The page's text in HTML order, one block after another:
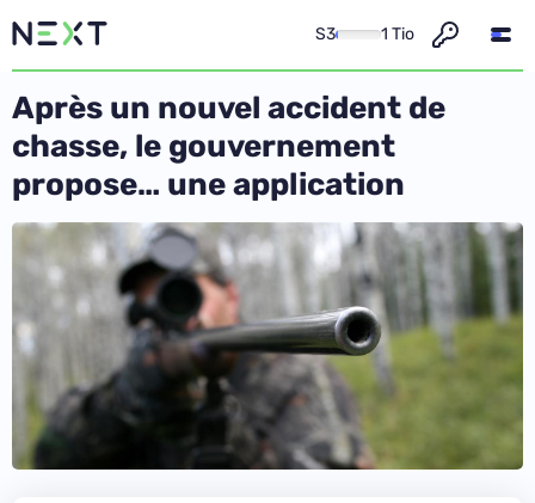
S3 1 Tio
Après un nouvel accident de
chasse, le gouvernement
propose… une application